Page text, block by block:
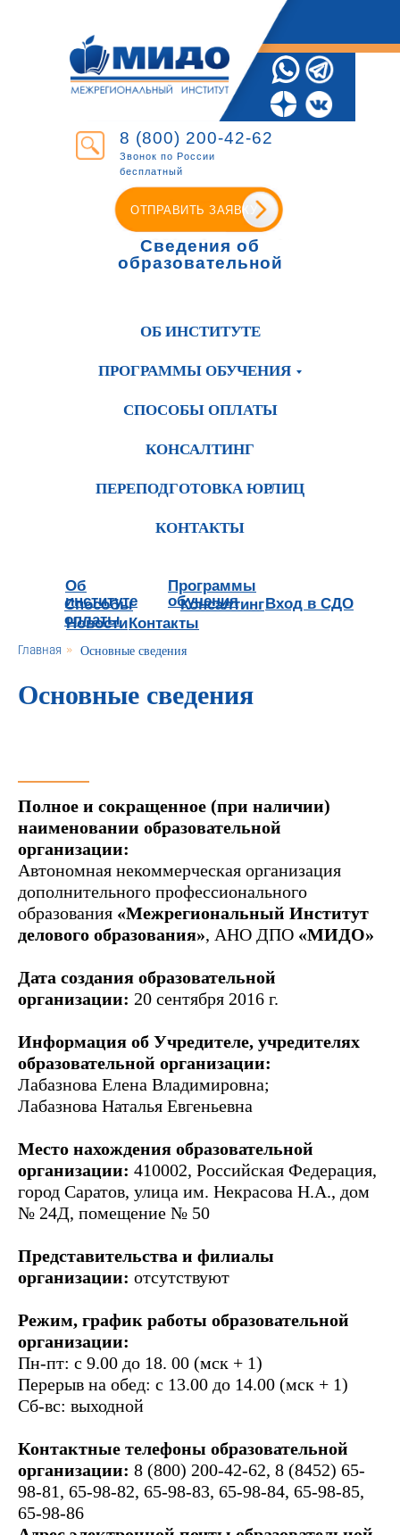
8 (800) 200-42-62
Звонок по России
бесплатный
ОТПРАВИТЬ ЗАЯВКУ
Сведения об
образовательной
ОБ ИНСТИТУТЕ
ПРОГРАММЫ ОБУЧЕНИЯ
СПОСОБЫ ОПЛАТЫ
КОНСАЛТИНГ
ПЕРЕПОДГОТОВКА ЮРЛИЦ
КОНТАКТЫ
Об
институте
Программы
обучения
Способы
оплаты
Консалтинг
Новости
Вход в СДО
Контакты
Главная » Основные сведения
Основные сведения
Полное и сокращенное (при наличии)
наименовании образовательной
организации:
Автономная некоммерческая организация
дополнительного профессионального
образования «Межрегиональный Институт
делового образования», АНО ДПО «МИДО»
Дата создания образовательной
организации: 20 сентября 2016 г.
Информация об Учредителе, учредителях
образовательной организации:
Лабазнова Елена Владимировна;
Лабазнова Наталья Евгеньевна
Место нахождения образовательной
организации: 410002, Российская Федерация,
город Саратов, улица им. Некрасова Н.А., дом
№ 24Д, помещение № 50
Представительства и филиалы
организации: отсутствуют
Режим, график работы образовательной
организации:
Пн-пт: с 9.00 до 18. 00 (мск + 1)
Перерыв на обед: с 13.00 до 14.00 (мск + 1)
Сб-вс: выходной
Контактные телефоны образовательной
организации: 8 (800) 200-42-62, 8 (8452) 65-
98-81, 65-98-82, 65-98-83, 65-98-84, 65-98-85,
65-98-86